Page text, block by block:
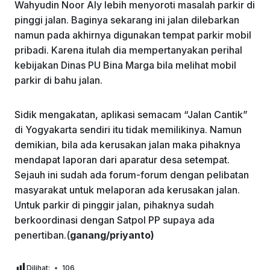
Wahyudin Noor Aly lebih menyoroti masalah parkir di
pinggi jalan. Baginya sekarang ini jalan dilebarkan
namun pada akhirnya digunakan tempat parkir mobil
pribadi. Karena itulah dia mempertanyakan perihal
kebijakan Dinas PU Bina Marga bila melihat mobil
parkir di bahu jalan.
Sidik mengakatan, aplikasi semacam “Jalan Cantik”
di Yogyakarta sendiri itu tidak memilikinya. Namun
demikian, bila ada kerusakan jalan maka pihaknya
mendapat laporan dari aparatur desa setempat.
Sejauh ini sudah ada forum-forum dengan pelibatan
masyarakat untuk melaporan ada kerusakan jalan.
Untuk parkir di pinggir jalan, pihaknya sudah
berkoordinasi dengan Satpol PP supaya ada
penertiban.(ganang/priyanto)
Dilihat: 106